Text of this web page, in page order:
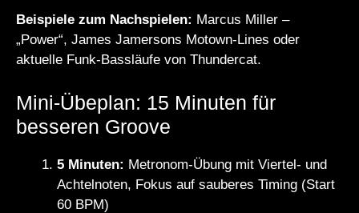
Beispiele zum Nachspielen: Marcus Miller –
„Power“, James Jamersons Motown-Lines oder
aktuelle Funk-Bassläufe von Thundercat.
Mini-Übeplan: 15 Minuten für
besseren Groove
5 Minuten: Metronom-Übung mit Viertel- und
Achtelnoten, Fokus auf sauberes Timing (Start
60 BPM)